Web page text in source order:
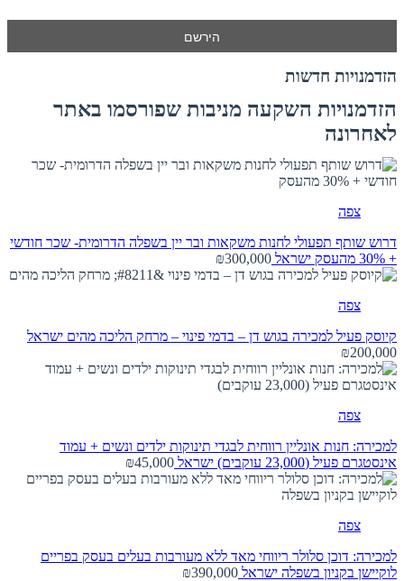
הזדמנויות חדשות
הזדמנויות השקעה מניבות שפורסמו באתר
לאחרונה
צפה
דרוש שותף תפעולי לחנות משקאות ובר יין בשפלה הדרומית- שכר חודשי
+ 30% מהעסק
ישראל ₪300,000
צפה
קיוסק פעיל למכירה בגוש דן – בדמי פינוי – מרחק הליכה מהים ישראל
₪200,000
צפה
למכירה: חנות אונליין רווחית לבגדי תינוקות ילדים ונשים + עמוד
אינסטגרם פעיל (23,000 עוקבים)
ישראל ₪45,000
צפה
למכירה: דוכן סלולר ריווחי מאד ללא מעורבות בעלים בעסק בפריים
לוקיישן בקניון בשפלה ישראל ₪390,000